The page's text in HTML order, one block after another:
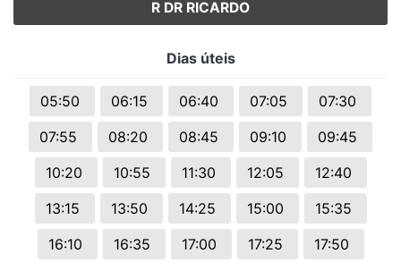
R DR RICARDO
Dias úteis
05:50 06:15 06:40 07:05
07:30
07:55
08:20 08:45 09:10
09:45
10:20
10:55 11:30 12:05
12:40
13:15
13:50 14:25 15:00
15:35
16:10
16:35 17:00 17:25
17:50